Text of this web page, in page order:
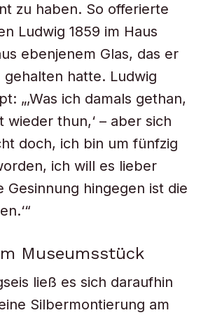
zu haben. So offerierte
Ludwig 1859 im Haus
ebenjenem Glas, das er
gehalten hatte. Ludwig
„‚Was ich damals gethan,
wieder thun,‘ – aber sich
doch, ich bin um fünfzig
ich will es lieber
Gesinnung hingegen ist die
Museumsstück
ließ es sich daraufhin
Silbermontierung am